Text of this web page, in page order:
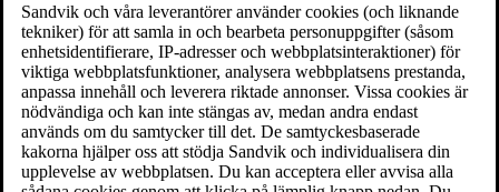
Sandvik och våra leverantörer använder cookies (och liknande
tekniker) för att samla in och bearbeta personuppgifter (såsom
enhetsidentifierare, IP-adresser och webbplatsinteraktioner) för
viktiga webbplatsfunktioner, analysera webbplatsens prestanda,
anpassa innehåll och leverera riktade annonser. Vissa cookies är
nödvändiga och kan inte stängas av, medan andra endast
används om du samtycker till det. De samtyckesbaserade
kakorna hjälper oss att stödja Sandvik och individualisera din
upplevelse av webbplatsen. Du kan acceptera eller avvisa alla